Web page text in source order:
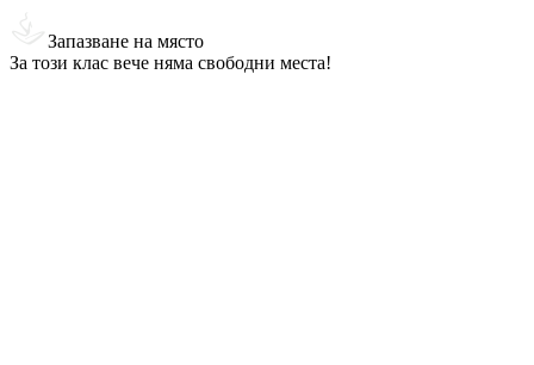
Запазване на място
За този клас вече няма свободни места!